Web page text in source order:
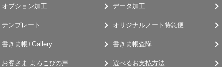
オプション加工 データ加工
テンプレート オリジナルノート特急便
書きま帳+Gallery 書きま帳査隊
お客さま よろこびの声 選べるお支払方法